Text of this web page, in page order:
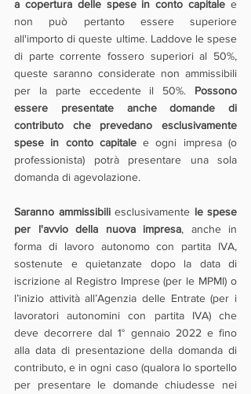
a copertura delle spese in conto capitale e
non può pertanto essere superiore
all'importo di queste ultime. Laddove le spese
di parte corrente fossero superiori al 50%,
queste saranno considerate non ammissibili
per la parte eccedente il 50%. Possono
essere presentate anche domande di
contributo che prevedano esclusivamente
spese in conto capitale e ogni impresa (o
professionista) potrà presentare una sola
domanda di agevolazione.
Saranno ammissibili esclusivamente le spese
per l'avvio della nuova impresa, anche in
forma di lavoro autonomo con partita IVA,
sostenute e quietanzate dopo la data di
iscrizione al Registro Imprese (per le MPMI) o
l’inizio attività all’Agenzia delle Entrate (per i
lavoratori autonomini con partita IVA) che
deve decorrere dal 1° gennaio 2022 e fino
alla data di presentazione della domanda di
contributo, e in ogni caso (qualora lo sportello
per presentare le domande chiudesse nei